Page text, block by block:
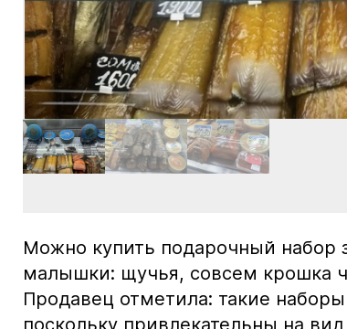
Можно купить подарочный набор
малышки: щучья, совсем крошка
Продавец отметила: такие
поскольку привлекательны на